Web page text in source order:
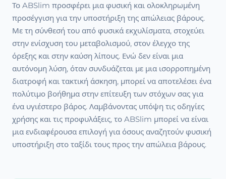
Το ABSlim προσφέρει μια φυσική και ολοκληρωμένη
προσέγγιση για την υποστήριξη της απώλειας βάρους.
Με τη σύνθεσή του από φυσικά εκχυλίσματα, στοχεύει
στην ενίσχυση του μεταβολισμού, στον έλεγχο της
όρεξης και στην καύση λίπους. Ενώ δεν είναι μια
αυτόνομη λύση, όταν συνδυάζεται με μια ισορροπημένη
διατροφή και τακτική άσκηση, μπορεί να αποτελέσει ένα
πολύτιμο βοήθημα στην επίτευξη των στόχων σας για
ένα υγιέστερο βάρος. Λαμβάνοντας υπόψη τις οδηγίες
χρήσης και τις προφυλάξεις, το ABSlim μπορεί να είναι
μια ενδιαφέρουσα επιλογή για όσους αναζητούν φυσική
υποστήριξη στο ταξίδι τους προς την απώλεια βάρους.